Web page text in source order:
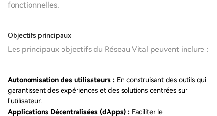
fonctionnelles.
Objectifs principaux
Les principaux objectifs du Réseau Vital peuvent inclure :
Autonomisation des utilisateurs : En construisant des outils qui
garantissent des expériences et des solutions centrées sur
l'utilisateur.
Applications Décentralisées (dApps) : Faciliter le